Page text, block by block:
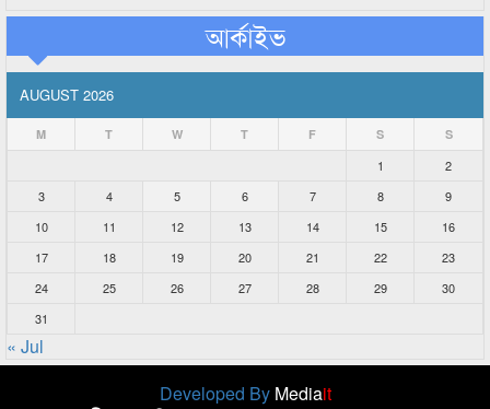
আর্কাইভ
AUGUST 2026
M T W T F S S
1
2
3
4 5 6 7 8
9
10
11 12 13 14 15
16
17
18 19 20 21 22
23
24
25 26 27 28 29
30
31
« Jul
Developed By Mediait